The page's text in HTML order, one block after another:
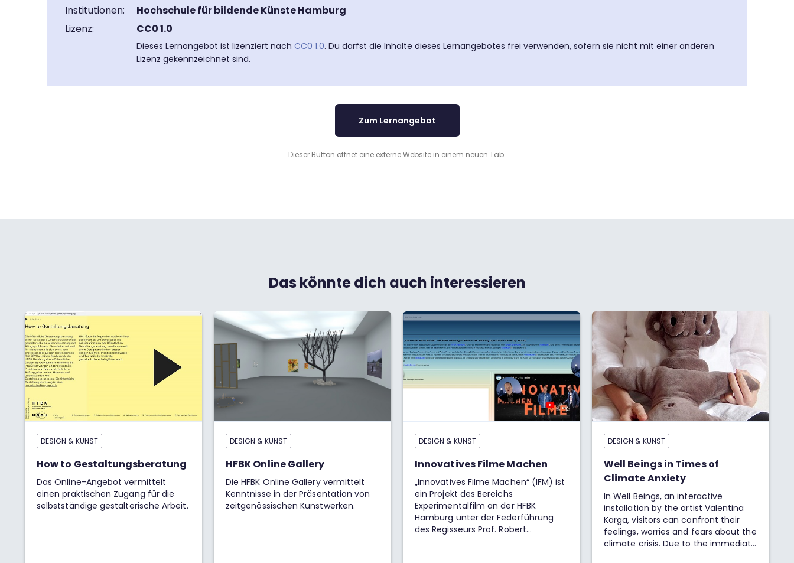
Institutionen:
Hochschule für bildende Künste Hamburg
Lizenz:
CC0 1.0
Dieses Lernangebot ist lizenziert nach CC0 1.0. Du darfst die Inhalte dieses Lernangebotes frei verwenden, sofern sie nicht mit einer anderen
Lizenz gekennzeichnet sind.
Zum Lernangebot
Dieser Button öffnet eine externe Website in einem neuen Tab.
Das könnte dich auch interessieren
DESIGN & KUNST
How to Gestaltungsberatung
Das Online-Angebot vermittelt
einen praktischen Zugang für die
selbstständige gestalterische Arbeit.
DESIGN & KUNST
HFBK Online Gallery
Die HFBK Online Gallery vermittelt
Kenntnisse in der Präsentation von
zeitgenössischen Kunstwerken.
DESIGN & KUNST
Innovatives Filme Machen
„Innovatives Filme Machen“ (IFM) ist
ein Projekt des Bereichs
Experimentalfilm an der HFBK
Hamburg unter der Federführung
des Regisseurs Prof. Robert
DESIGN & KUNST
Well Beings in Times of
Climate Anxiety
In Well Beings, an interactive
installation by the artist Valentina
Karga, visitors can confront their
feelings, worries and fears about the
climate crisis. Due to the immediate